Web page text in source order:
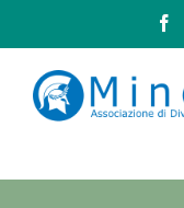
contenuto